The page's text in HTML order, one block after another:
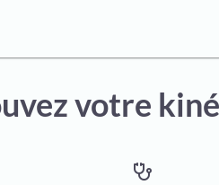
votre
stethoscope